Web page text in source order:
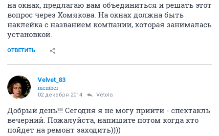
на окнах, предлагаю вам объединиться и решать этот
вопрос через Хомякова. На окнах должна быть
наклейка с названием компании, которая занималась
установкой.
ОТВЕТИТЬ
Velvet_83
member
02 декабря 2014 Vetola
Добрый день!!! Сегодня я не могу прийти - спектакль
вечерний. Пожалуйста, напишите потом когда кто
пойдет на ремонт заходить))))